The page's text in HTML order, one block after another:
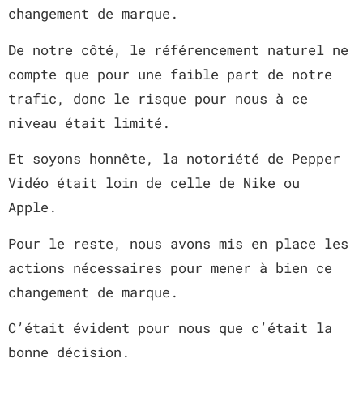
changement de marque.
De notre côté, le référencement naturel ne
compte que pour une faible part de notre
trafic, donc le risque pour nous à ce
niveau était limité.
Et soyons honnête, la notoriété de Pepper
Vidéo était loin de celle de Nike ou
Apple.
Pour le reste, nous avons mis en place les
actions nécessaires pour mener à bien ce
changement de marque.
C’était évident pour nous que c’était la
bonne décision.